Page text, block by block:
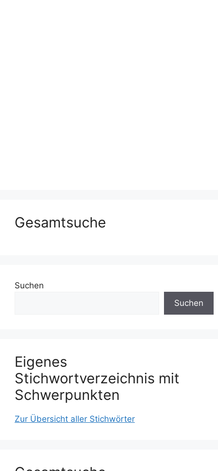
Gesamtsuche
Suchen
Suchen
Eigenes
Stichwortverzeichnis mit
Schwerpunkten
Zur Übersicht aller Stichwörter